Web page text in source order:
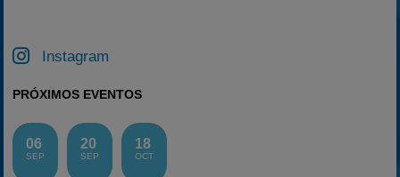
Instagram
PRÓXIMOS EVENTOS
06
SEP
20
SEP
18
OCT